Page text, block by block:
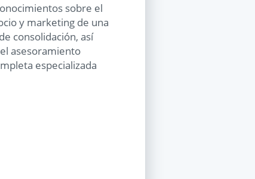
sobre el
y marketing de una
consolidación, así
asesoramiento
especializada